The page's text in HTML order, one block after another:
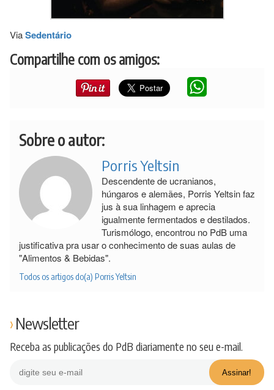
ViaSedentário
Compartilhe com os amigos:
Sobre o autor:
Porris Yeltsin
Descendente de ucranianos,
húngaros e alemães, Porris Yeltsin faz
jus à sua linhagem e aprecia
igualmente fermentados e destilados.
Turismólogo, encontrou no PdB uma
justificativa pra usar o conhecimento de suas aulas de
"Alimentos & Bebidas".
Todos os artigos do(a) Porris Yeltsin
Newsletter
Receba as publicações do PdB diariamente no seu e-mail.